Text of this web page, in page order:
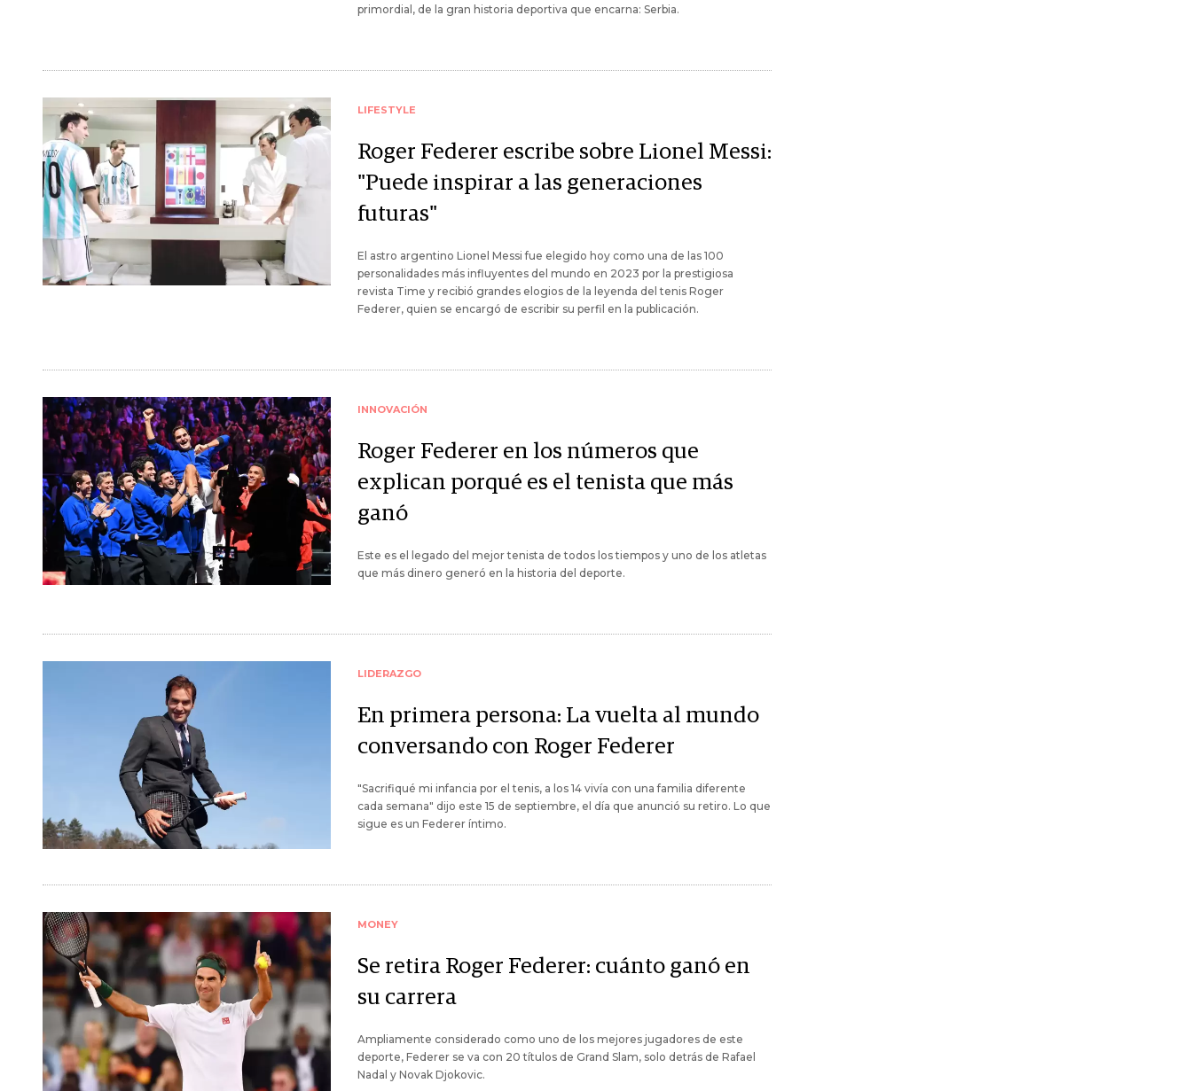
primordial, de la gran historia deportiva que encarna: Serbia.
LIFESTYLE
Roger Federer escribe sobre Lionel Messi:
"Puede inspirar a las generaciones
futuras"
El astro argentino Lionel Messi fue elegido hoy como una de las 100
personalidades más influyentes del mundo en 2023 por la prestigiosa
revista Time y recibió grandes elogios de la leyenda del tenis Roger
Federer, quien se encargó de escribir su perfil en la publicación.
INNOVACIÓN
Roger Federer en los números que
explican porqué es el tenista que más
ganó
Este es el legado del mejor tenista de todos los tiempos y uno de los atletas
que más dinero generó en la historia del deporte.
LIDERAZGO
En primera persona: La vuelta al mundo
conversando con Roger Federer
"Sacrifiqué mi infancia por el tenis, a los 14 vivía con una familia diferente
cada semana" dijo este 15 de septiembre, el día que anunció su retiro. Lo que
sigue es un Federer íntimo.
MONEY
Se retira Roger Federer: cuánto ganó en
su carrera
Ampliamente considerado como uno de los mejores jugadores de este
deporte, Federer se va con 20 títulos de Grand Slam, solo detrás de Rafael
Nadal y Novak Djokovic.